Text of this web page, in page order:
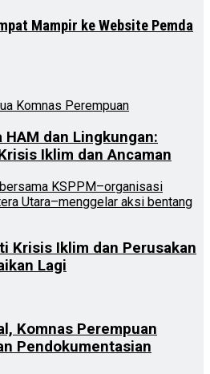
Mampir ke Website Pemda
dan Lingkungan:
Iklim dan Ancaman
Krisis Iklim dan Perusakan
Lagi
Komnas Perempuan
Pendokumentasian